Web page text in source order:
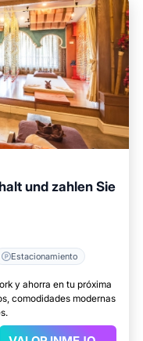
und zahlen Sie
Estacionamiento
y ahorra en tu próxima
comodidades modernas